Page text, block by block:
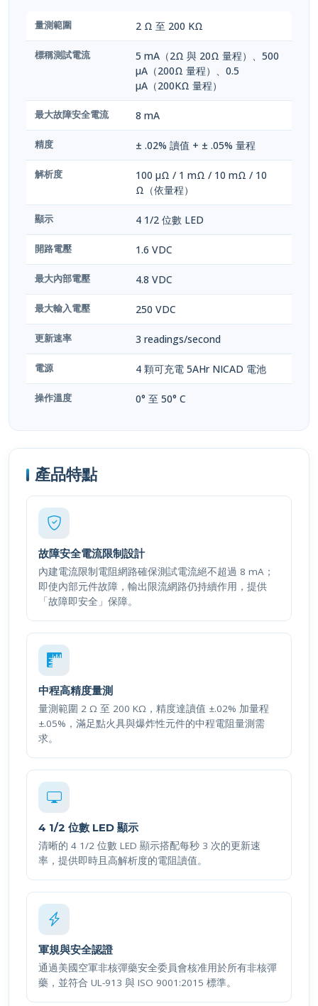
標稱測試電流
5 mA（2Ω 與 20Ω 量程）、500
µA（200Ω 量程）、0.5
µA（200KΩ 量程）
最大故障安全電流 8 mA
精度 ± .02% 讀值 + ± .05% 量程
解析度
100 µΩ / 1 mΩ / 10 mΩ / 10
Ω（依量程）
顯示 4 1/2 位數 LED
開路電壓 1.6 VDC
最大內部電壓 4.8 VDC
最大輸入電壓 250 VDC
更新速率 3 readings/second
電源 4 顆可充電 5AHr NICAD 電池
操作溫度 0° 至 50° C
產品特點
故障安全電流限制設計
內建電流限制電阻網路確保測試電流絕不超過 8 mA；
即使內部元件故障，輸出限流網路仍持續作用，提供
「故障即安全」保障。
中程高精度量測
量測範圍 2 Ω 至 200 KΩ，精度達讀值 ±.02% 加量程
±.05%，滿足點火具與爆炸性元件的中程電阻量測需
求。
4 1/2 位數 LED 顯示
清晰的 4 1/2 位數 LED 顯示搭配每秒 3 次的更新速
率，提供即時且高解析度的電阻讀值。
軍規與安全認證
通過美國空軍非核彈藥安全委員會核准用於所有非核彈
藥，並符合 UL-913 與 ISO 9001:2015 標準。